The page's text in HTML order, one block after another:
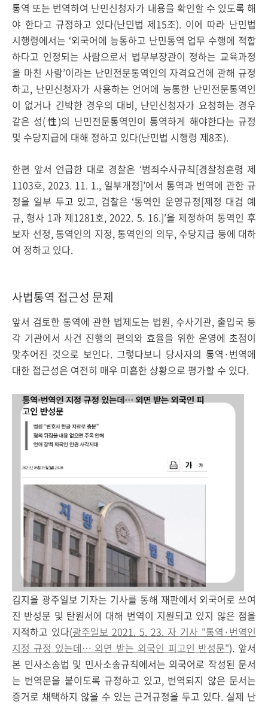
통역 또는 번역하여 난민신청자가 내용을 확인할 수 있도록 해
야 한다고 규정하고 있다(난민법 제15조). 이에 따라 난민법
시행령에서는 ‘외국어에 능통하고 난민통역 업무 수행에 적합
하다고 인정되는 사람으로서 법무부장관이 정하는 교육과정
을 마친 사람’이라는 난민전문통역인의 자격요건에 관해 규정
하고, 난민신청자가 사용하는 언어에 능통한 난민전문통역인
이 없거나 긴박한 경우의 대비, 난민신청자가 요청하는 경우
같은 성(性)의 난민전문통역인이 통역하게 해야한다는 규정
및 수당지급에 대해 정하고 있다(난민법 시행령 제8조).
한편 앞서 언급한 대로 경찰은 ‘범죄수사규칙[경찰청훈령 제
1103호, 2023. 11. 1., 일부개정]’에서 통역과 번역에 관한 규
정을 일부 두고 있고, 검찰은 ‘통역인 운영규정[제정 대검 예
규, 형사 1과 제1281호, 2022. 5. 16.]’을 제정하여 통역인 후
보자 선정, 통역인의 지정, 통역인의 의무, 수당지급 등에 대하
여 정하고 있다.
사법통역 접근성 문제
앞서 검토한 통역에 관한 법제도는 법원, 수사기관, 출입국 등
각 기관에서 사건 진행의 편의와 효율을 위한 운영에 초점이
맞추어진 것으로 보인다. 그렇다보니 당사자의 통역·번역에
대한 접근성은 여전히 매우 미흡한 상황으로 평가할 수 있다.
김지을 광주일보 기자는 기사를 통해 재판에서 외국어로 쓰여
진 반성문 및 탄원서에 대해 번역이 지원되고 있지 않은 점을
지적하고 있다(광주일보 2021. 5. 23. 자 기사 "통역·번역인
지정 규정 있는데… 외면 받는 외국인 피고인 반성문"). 앞서
본 민사소송법 및 민사소송규칙에서는 외국어로 작성된 문서
는 번역문을 붙이도록 규정하고 있고, 번역되지 않은 문서는
증거로 채택하지 않을 수 있는 근거규정을 두고 있다. 실제 난